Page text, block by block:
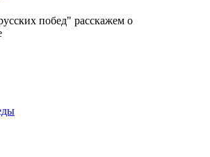
побед" расскажем о